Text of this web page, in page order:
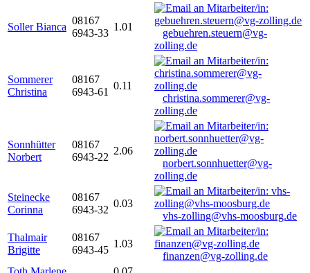
Soller Bianca
08167
6943-33
1.01
gebuehren.steuern@vg-
zolling.de
Sommerer
Christina
08167
6943-61
0.11
christina.sommerer@vg-
zolling.de
Sonnhütter
Norbert
08167
6943-22
2.06
norbert.sonnhuetter@vg-
zolling.de
Steinecke
Corinna
08167
6943-32
0.03
vhs-zolling@vhs-moosburg.de
Thalmair
Brigitte
08167
6943-45
1.03
finanzen@vg-zolling.de